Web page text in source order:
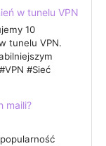
w tunelu VPN
10
tunelu VPN.
#Sieć
maili?